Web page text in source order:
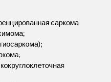
саркома